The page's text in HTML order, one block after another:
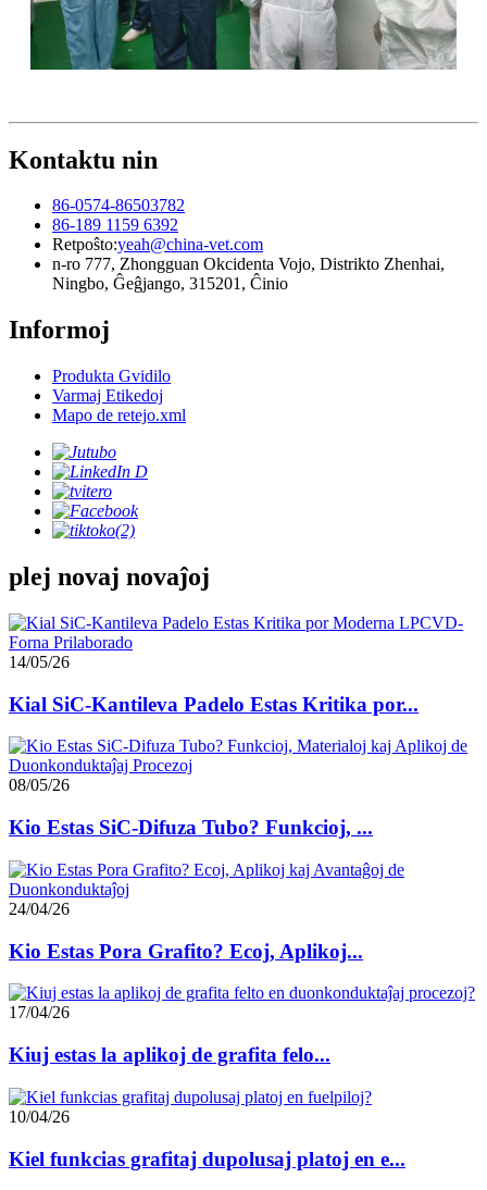
Kontaktu nin
86-0574-86503782
86-189 1159 6392
Retpoŝto:yeah@china-vet.com
n-ro 777, Zhongguan Okcidenta Vojo, Distrikto Zhenhai,
Ningbo, Ĝeĝjango, 315201, Ĉinio
Informoj
Produkta Gvidilo
Varmaj Etikedoj
Mapo de retejo.xml
plej novaj novaĵoj
14/05/26
Kial SiC-Kantileva Padelo Estas Kritika por...
08/05/26
Kio Estas SiC-Difuza Tubo? Funkcioj, ...
24/04/26
Kio Estas Pora Grafito? Ecoj, Aplikoj...
17/04/26
Kiuj estas la aplikoj de grafita felo...
10/04/26
Kiel funkcias grafitaj dupolusaj platoj en e...